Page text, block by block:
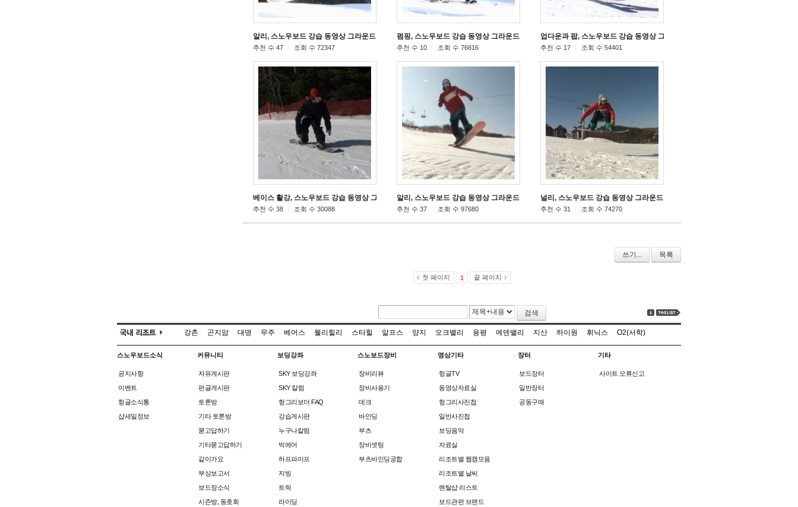
알리, 스노우보드 강습 동영상 그라운드 트릭 [17]
추천 수 47 조회 수 72347
펌핑, 스노우보드 강습 동영상 그라운드 트릭 [11]
추천 수 10 조회 수 76816
업다운과 팝, 스노우보드 강습 동영상 그라운드 트릭
추천 수 17 조회 수 54401
베이스 활강, 스노우보드 강습 동영상 그라운드 트릭 [11]
추천 수 38 조회 수 30088
알리, 스노우보드 강습 동영상 그라운드 트릭 [46]
추천 수 37 조회 수 97680
널리, 스노우보드 강습 동영상 그라운드 트릭
추천 수 31 조회 수 74270
쓰기... 목록
첫 페이지 1 끝 페이지
검색
강촌 곤지암 대명 무주 베어스 웰리힐리 스타힐 알프스 양지 오크밸리 용평 에덴밸리 지산 하이원 휘닉스 O2(서학)
스노우보드소식
공지사항
이벤트
헝글소식통
샵세일정보
커뮤니티
자유게시판
펀글게시판
토론방
기타 토론방
묻고답하기
기타묻고답하기
같이가요
부상보고서
보드장소식
시즌방, 동호회
보딩강좌
SKY 보딩강좌
SKY 칼럼
헝그리보더 FAQ
강습게시판
누구나칼럼
빅에어
하프파이프
지빙
트릭
라이딩
스노보드장비
장비리뷰
장비사용기
데크
바인딩
부츠
장비셋팅
부츠바인딩궁합
영상기타
헝글TV
동영상자료실
헝그리사진첩
일반사진첩
보딩음악
자료실
리조트별 웹캠모음
리조트별 날씨
렌탈샵 리스트
보드관련 브랜드
장터
보드장터
일반장터
공동구매
기타
사이트 오류신고